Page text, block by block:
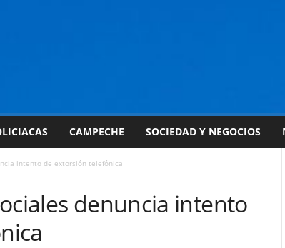
CAMPECHE SOCIEDAD Y NEGOCIOS
intento de extorsión telefónica
denuncia intento